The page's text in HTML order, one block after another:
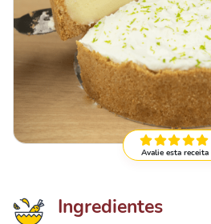
Avalie esta receita
Ingredientes